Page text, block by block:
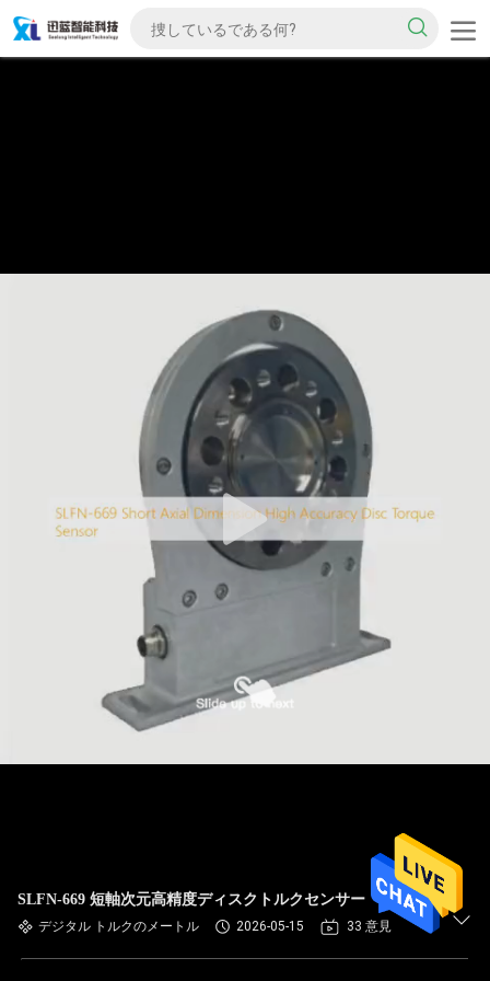
SLFN-669 短軸次元高精度ディスクトルクセンサー
デジタル トルクのメートル 2026-05-15 33 意見